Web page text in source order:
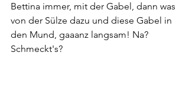
Bettina immer, mit der Gabel, dann was
von der Sülze dazu und diese Gabel in
den Mund, gaaanz langsam! Na?
Schmeckt's?